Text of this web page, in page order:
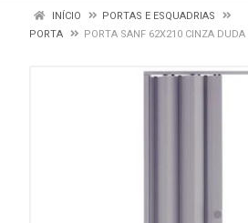
INÍCIO
PORTAS E ESQUADRIAS
PORTA
PORTA SANF 62X210 CINZA DUDA